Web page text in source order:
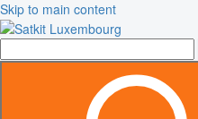
Skip to main content